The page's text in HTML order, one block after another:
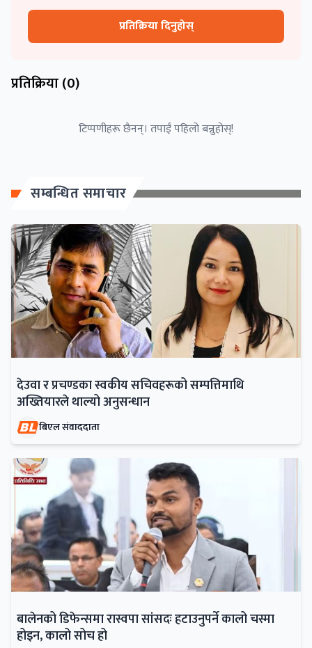
प्रतिक्रिया दिनुहोस्
प्रतिक्रिया (0)
टिप्पणीहरू छैनन्। तपाईं पहिलो बन्नुहोस्!
सम्बन्धित समाचार
देउवा र प्रचण्डका स्वकीय सचिवहरूको सम्पत्तिमाथि
अख्तियारले थाल्यो अनुसन्धान
बिएल संवाददाता
बालेनको डिफेन्समा रास्वपा सांसदः हटाउनुपर्ने कालो चस्मा
होइन, कालो सोच हो